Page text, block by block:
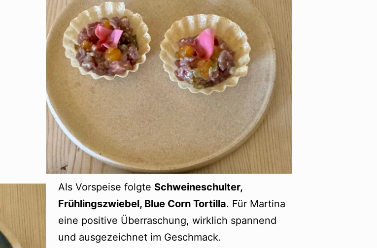
Als Vorspeise folgte Schweineschulter,
Frühlingszwiebel, Blue Corn Tortilla. Für Martina
eine positive Überraschung, wirklich spannend
und ausgezeichnet im Geschmack.